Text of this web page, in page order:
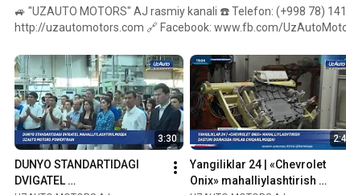
🚙 "UZAUTO MOTORS" AJ rasmiy kanali ☎️ Telefon: (+998 78)
http://uzautomotors.com 🔗 Facebook: www.fb.com/
3:30
DUNYO STANDARTIDAGI
DVIGATEL
Yangiliklar 24 | «Chevrolet
Onix» mahalliylashtirish